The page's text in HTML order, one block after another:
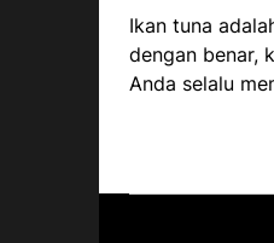
Ikan tuna
dengan benar,
Anda selalu